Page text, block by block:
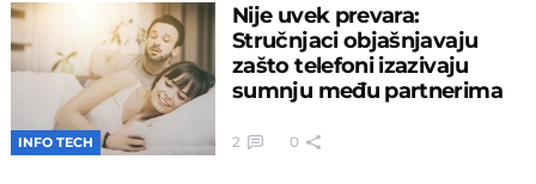
INFO TECH
Nije uvek prevara:
Stručnjaci objašnjavaju
zašto telefoni izazivaju
sumnju među partnerima
2 0